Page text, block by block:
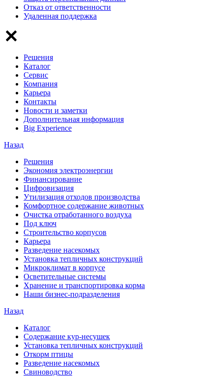
Отказ от ответственности
Удаленная поддержка
Решения
Каталог
Сервис
Компания
Карьера
Контакты
Новости и заметки
Дополнительная информация
Big Experience
Назад
Решения
Экономия электроэнергии
Финансирование
Цифровизация
Утилизация отходов производства
Комфортное содержание животных
Очистка отработанного воздуха
Под ключ
Строительство корпусов
Карьера
Разведение насекомых
Установка тепличных конструкций
Микроклимат в корпусе
Осветительные системы
Хранение и транспортировка корма
Наши бизнес-подразделения
Назад
Каталог
Содержание кур-несушек
Установка тепличных конструкций
Откорм птицы
Разведение насекомых
Свиноводство